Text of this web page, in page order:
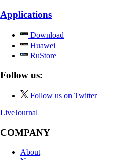
Applications
Download
Huawei
RuStore
Follow us:
Follow us on Twitter
LiveJournal
COMPANY
About